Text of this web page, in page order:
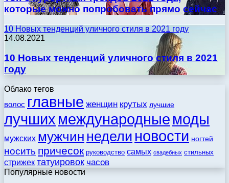
которые можно попробовать прямо сейчас
10 Новых тенденций уличного стиля в 2021 году
14.08.2021
10 Новых тенденций уличного стиля в 2021
году
Облако тегов
волос главные женщин крутых лучшие
лучших международные моды
мужских мужчин недели новости ногтей
носить причесок руководство самых свадебных стильных
стрижек татуировок часов
Популярные новости